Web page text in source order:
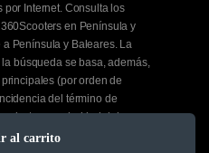
al carrito
por Internet. Consulta los
en Península y
Península y Baleares. La
búsqueda se basa, además,
(por orden de
del término de
popularidad del
relevancia de la